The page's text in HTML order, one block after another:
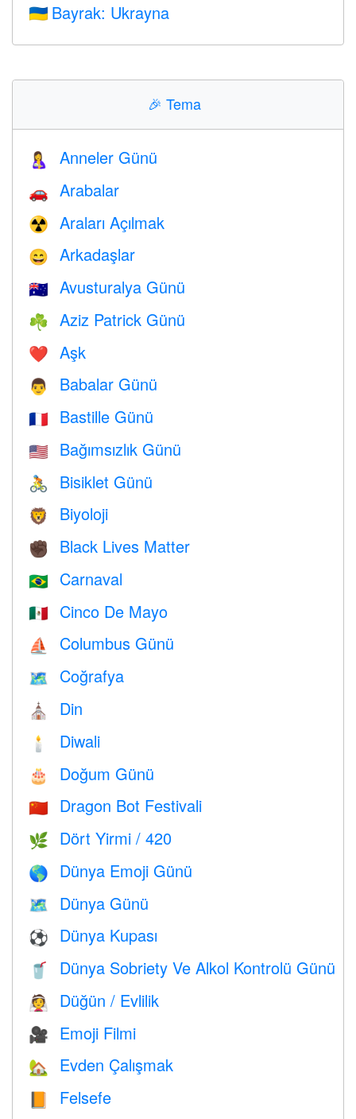
🇺🇦 Bayrak: Ukrayna
🎉 Tema
🤱 Anneler Günü
🚗 Arabalar
☢️ Araları Açılmak
😄 Arkadaşlar
🇦🇺 Avusturalya Günü
☘️ Aziz Patrick Günü
❤️️ Aşk
👨 Babalar Günü
🇫🇷 Bastille Günü
🇺🇸 Bağımsızlık Günü
🚴 Bisiklet Günü
🦁 Biyoloji
✊🏿 Black Lives Matter
🇧🇷 Carnaval
🇲🇽 Cinco De Mayo
⛵️ Columbus Günü
🗺 Coğrafya
⛪️ Din
🕯 Diwali
🎂 Doğum Günü
🇨🇳 Dragon Bot Festivali
🌿 Dört Yirmi / 420
🌎 Dünya Emoji Günü
🗺️ Dünya Günü
⚽ Dünya Kupası
🥤 Dünya Sobriety Ve Alkol Kontrolü Günü
👰 Düğün / Evlilik
🎥 Emoji Filmi
🏡 Evden Çalışmak
📙
Felsefe